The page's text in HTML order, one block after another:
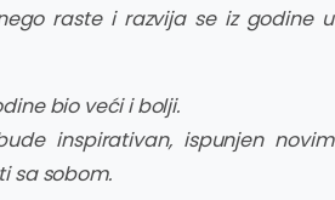
raste i razvija se iz godine u
bio veći i bolji.
inspirativan, ispunjen novim
sa sobom.